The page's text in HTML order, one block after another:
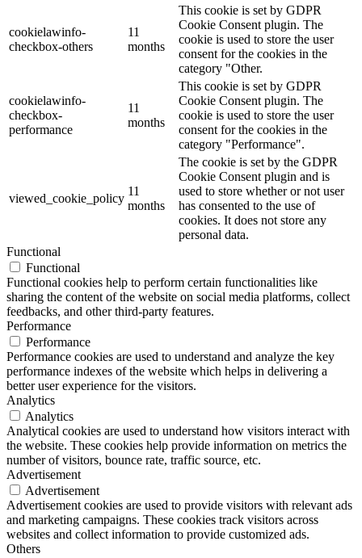
cookielawinfo-
checkbox-others
11
months
This cookie is set by GDPR
Cookie Consent plugin. The
cookie is used to store the user
consent for the cookies in the
category "Other.
cookielawinfo-
checkbox-
performance
11
months
This cookie is set by GDPR
Cookie Consent plugin. The
cookie is used to store the user
consent for the cookies in the
category "Performance".
viewed_cookie_policy
11
months
The cookie is set by the GDPR
Cookie Consent plugin and is
used to store whether or not user
has consented to the use of
cookies. It does not store any
personal data.
Functional
Functional
Functional cookies help to perform certain functionalities like
sharing the content of the website on social media platforms, collect
feedbacks, and other third-party features.
Performance
Performance
Performance cookies are used to understand and analyze the key
performance indexes of the website which helps in delivering a
better user experience for the visitors.
Analytics
Analytics
Analytical cookies are used to understand how visitors interact with
the website. These cookies help provide information on metrics the
number of visitors, bounce rate, traffic source, etc.
Advertisement
Advertisement
Advertisement cookies are used to provide visitors with relevant ads
and marketing campaigns. These cookies track visitors across
websites and collect information to provide customized ads.
Others